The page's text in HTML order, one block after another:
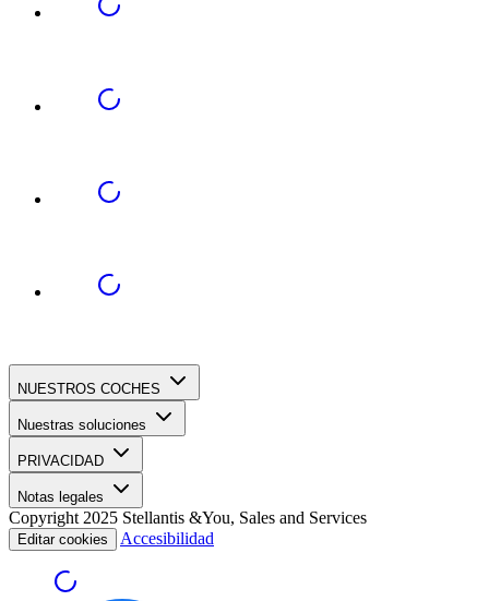
NUESTROS COCHES
Nuestras soluciones
PRIVACIDAD
Notas legales
Copyright 2025 Stellantis &You, Sales and Services
Editar cookies Accesibilidad